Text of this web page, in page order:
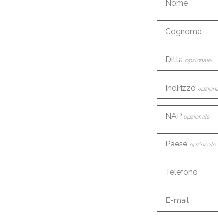
Nome
Cognome
Ditta opzionale
Indirizzo
NAP opzionale
Paese opzionale
Telefono
E-mail